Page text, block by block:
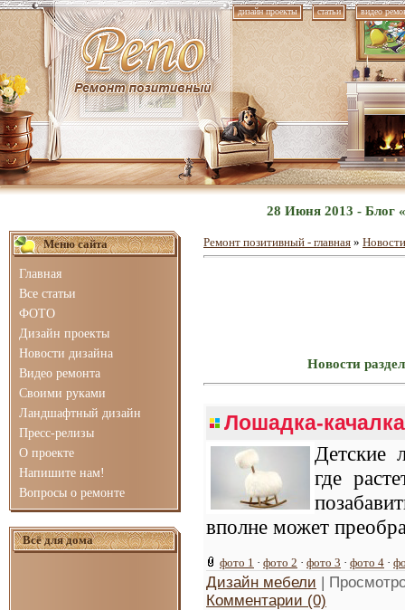
дизайн проекты статьи видео
28 Июня 2013 - Блог
Меню сайта
Главная
Все статьи
ФОТО
Дизайн проекты
Новости дизайна
Видео ремонта
Своими руками
Ландшафтный дизайн
Пресс-релизы
О проекте
Напишите нам!
Вопросы о ремонте
Всё для дома
Ремонт позитивный - главная »
Новости
Лошадка-
Детские
где
вполне может
фото 1 · фото 2 · фото 3 · фото 4 ·
Дизайн мебели |
Комментарии (0)